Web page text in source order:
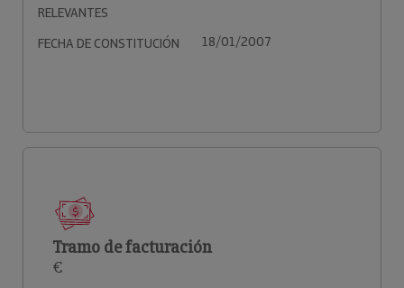
RELEVANTES
FECHA DE CONSTITUCIÓN 18/01/2007
Tramo de facturación
€